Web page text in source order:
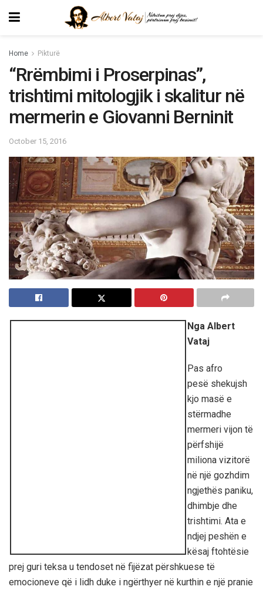
Home Pikturë
“Rrëmbimi i Proserpinas”,
trishtimi mitologjik i skalitur në
mermerin e Giovanni Berninit
October 15, 2016
Nga Albert
Vataj
Pas afro
pesë shekujsh
kjo masë e
stërmadhe
mermeri vijon të
përfshijë
miliona vizitorë
në një gozhdim
ngjethës paniku,
dhimbje dhe
trishtimi. Ata e
ndjej peshën e
kësaj ftohtësie
prej guri teksa u tendoset në fijëzat përshkuese të
emocioneve që i lidh duke i ngërthyer në kurthin e një pranie